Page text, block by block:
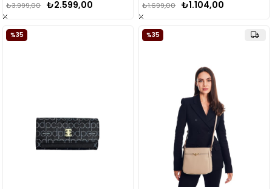
₺2.599,00
₺3.999,00
₺1.104,00
₺1.699,00
%35 %35